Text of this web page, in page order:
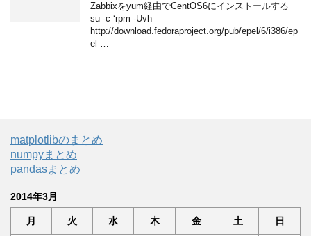
Zabbixをyum経由でCentOS6にインストールする
su -c ‘rpm -Uvh
http://download.fedoraproject.org/pub/epel/6/i386/ep
el …
matplotlibのまとめ
numpyまとめ
pandasまとめ
2014年3月
月 火 水 木 金 土 日